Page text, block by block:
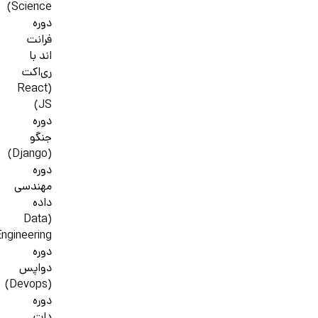
Science)
دوره
فرانت
اند با
ری‌اکت
(React
JS)
دوره
جنگو
(Django)
دوره
مهندسی
داده
(Data
دوره
دواپس
(Devops)
دوره